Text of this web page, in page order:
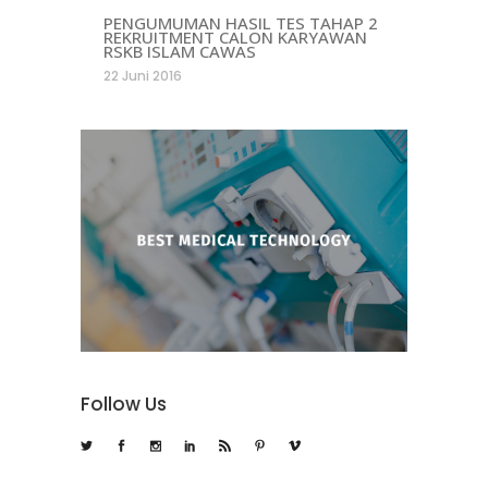
PENGUMUMAN HASIL TES TAHAP 2
REKRUITMENT CALON KARYAWAN
RSKB ISLAM CAWAS
22 Juni 2016
Follow Us